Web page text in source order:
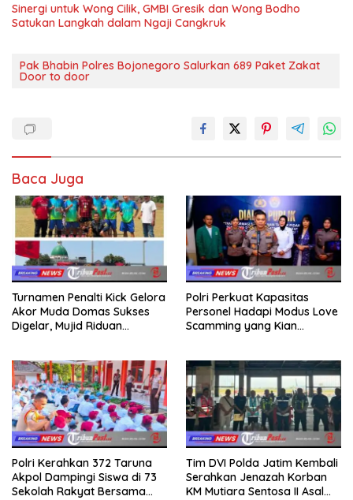
Sinergi untuk Wong Cilik, GMBI Gresik dan Wong Bodho
Satukan Langkah dalam Ngaji Cangkruk
Pak Bhabin Polres Bojonegoro Salurkan 689 Paket Zakat
Door to door
Baca Juga
Turnamen Penalti Kick Gelora
Akor Muda Domas Sukses
Digelar, Mujid Riduan
Polri Perkuat Kapasitas
Personel Hadapi Modus Love
Scamming yang Kian
Polri Kerahkan 372 Taruna
Akpol Dampingi Siswa di 73
Sekolah Rakyat Bersama
Tim DVI Polda Jatim Kembali
Serahkan Jenazah Korban
KM Mutiara Sentosa II Asal